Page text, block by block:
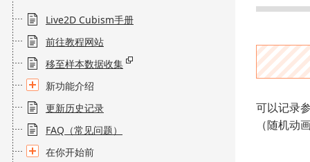
Live2D Cubism手册
前往教程网站
移至样本数据收集
新功能介绍
更新历史记录
FAQ（常见问题）
在你开始前
可以记录
（随机动